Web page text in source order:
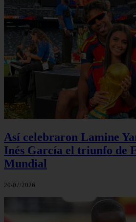
Así celebraron Lamine
Inés García el triunfo de
Mundial
20/07/2026